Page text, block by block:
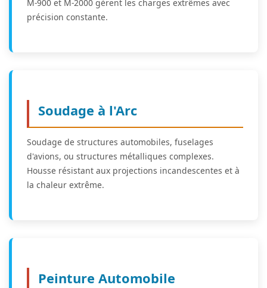
M-900 et M-2000 gèrent les charges extrêmes avec
précision constante.
Soudage à l'Arc
Soudage de structures automobiles, fuselages
d'avions, ou structures métalliques complexes.
Housse résistant aux projections incandescentes et à
la chaleur extrême.
Peinture Automobile